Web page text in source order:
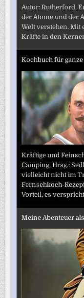
Autor: Rutherford,
der Atome und der
Welt verstehen. Mit
Kräfte in den
Kochbuch für
Kräftige und
Camping. Hrsg.:
vielleicht nicht im
Fernsehkoch-
Vorteil, es
Meine Abenteuer